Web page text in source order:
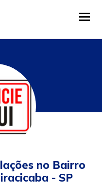
no Bairro
- SP